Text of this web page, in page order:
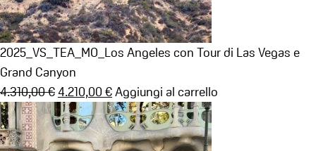
2025_VS_TEA_MO_Los Angeles con Tour di Las Vegas e
Grand Canyon
4.310,00€ Il
prezzo
originale
4.210,00 €Il
prezzo
attuale
Aggiungi al carrello